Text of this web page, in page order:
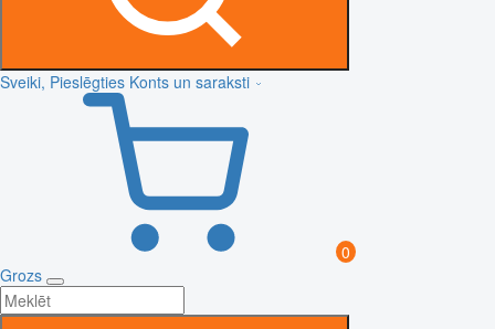
Sveiki, Pieslēgties Konts un saraksti
0
Grozs